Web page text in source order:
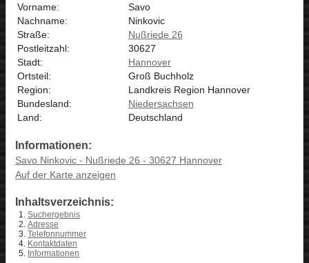
Vorname:
Savo
Nachname:
Ninkovic
Straße:
Nußriede 26
Postleitzahl:
30627
Stadt:
Hannover
Ortsteil:
Groß Buchholz
Region:
Landkreis Region Hannover
Bundesland:
Niedersachsen
Land:
Deutschland
Informationen:
Savo Ninkovic - Nußriede 26 - 30627 Hannover
Auf der Karte anzeigen
Inhaltsverzeichnis:
Suchergebnis
Adresse
Telefonnummer
Kontaktdaten
Informationen